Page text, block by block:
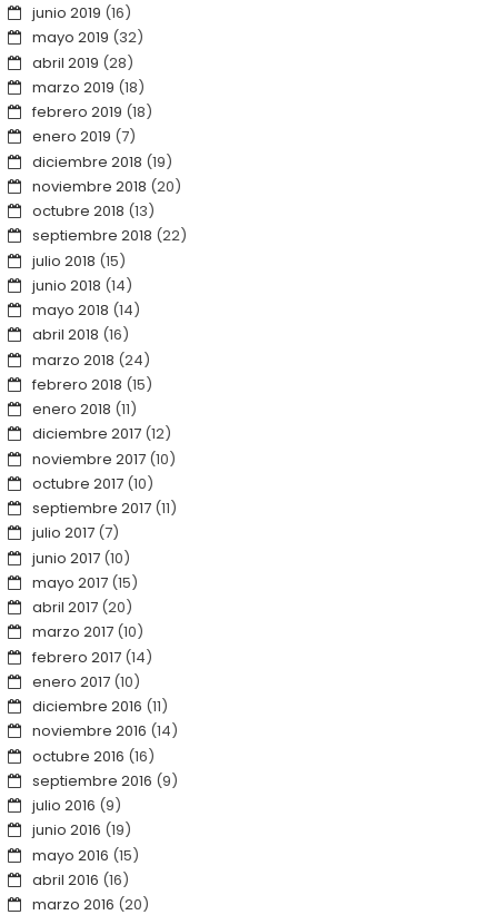
junio 2019 (16)
mayo 2019 (32)
abril 2019 (28)
marzo 2019 (18)
febrero 2019 (18)
enero 2019 (7)
diciembre 2018 (19)
noviembre 2018 (20)
octubre 2018 (13)
septiembre 2018 (22)
julio 2018 (15)
junio 2018 (14)
mayo 2018 (14)
abril 2018 (16)
marzo 2018 (24)
febrero 2018 (15)
enero 2018 (11)
diciembre 2017(12)
noviembre 2017(10)
octubre 2017(10)
septiembre 2017(11)
julio 2017(7)
junio 2017(10)
mayo 2017(15)
abril 2017(20)
marzo 2017(10)
febrero 2017(14)
enero 2017(10)
diciembre 2016 (11)
noviembre 2016 (14)
octubre 2016 (16)
septiembre 2016 (9)
julio 2016 (9)
junio 2016 (19)
mayo 2016 (15)
abril 2016 (16)
marzo 2016 (20)